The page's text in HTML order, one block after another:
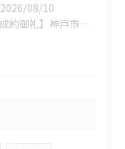
2026/08/10
【成約御礼】神戸市西区